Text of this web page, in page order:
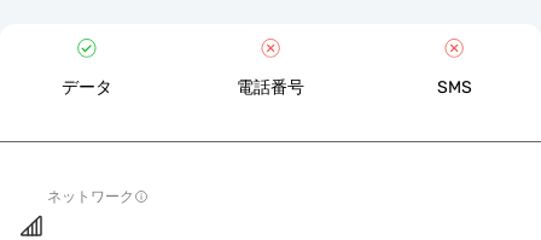
データ 電話番号 SMS
ネットワーク